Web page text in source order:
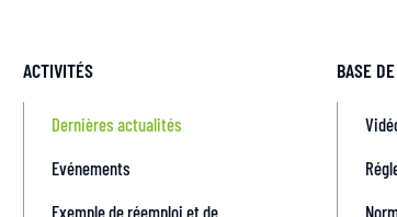
ACTIVITÉS
Dernières actualités
Evénements
Exemple de réemploi et de
BASE